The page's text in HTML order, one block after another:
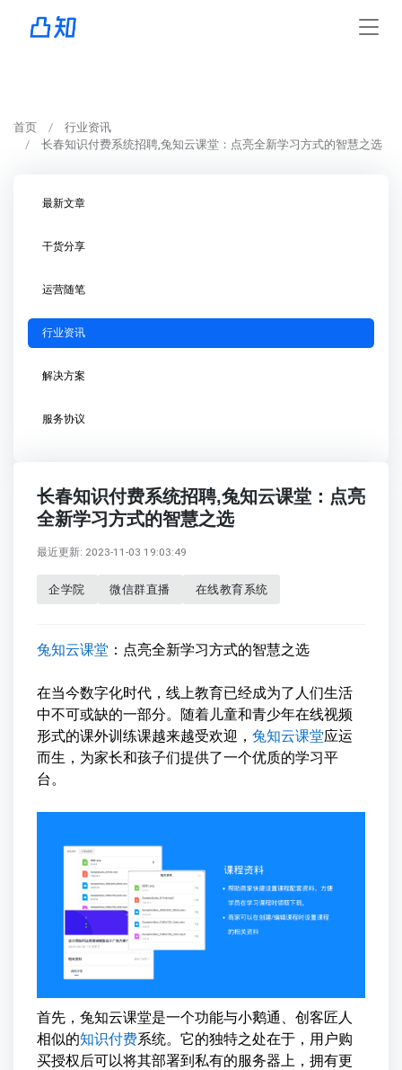
首页
行业资讯
长春知识付费系统招聘,兔知云课堂：点亮全新学习方式的智慧之选
最新文章
干货分享
运营随笔
行业资讯
解决方案
服务协议
长春知识付费系统招聘,兔知云课堂：点亮
全新学习方式的智慧之选
最近更新: 2023-11-03 19:03:49
企学院 微信群直播 在线教育系统
兔知云课堂 ：点亮全新学习方式的智慧之选
在当今数字化时代，线上教育已经成为了人们生活
中不可或缺的一部分。随着儿童和青少年在线视频
形式的课外训练课越来越受欢迎， 兔知云课堂应运
而生，为家长和孩子们提供了一个优质的学习平
台。
首先，兔知云课堂是一个功能与小鹅通、创客匠人
相似的知识付费系统。它的独特之处在于，用户购
买授权后可以将其部署到私有的服务器上，拥有更